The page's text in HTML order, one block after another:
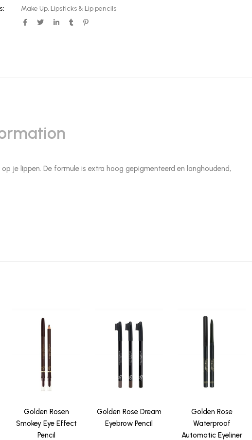
Make Up, Lipsticks & Lip pencils
je lippen. De formule is extra hoog gepigmenteerd en langhoudend,
Golden Rosen
Smokey Eye Effect
Pencil
Golden Rose Dream
Eyebrow Pencil
Golden Rose
Waterproof
Automatic Eyeliner